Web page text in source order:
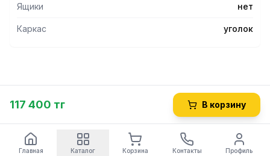
Ящики нет
Каркас уголок
117 400 тг В корзину
Главная Каталог Корзина Контакты Профиль